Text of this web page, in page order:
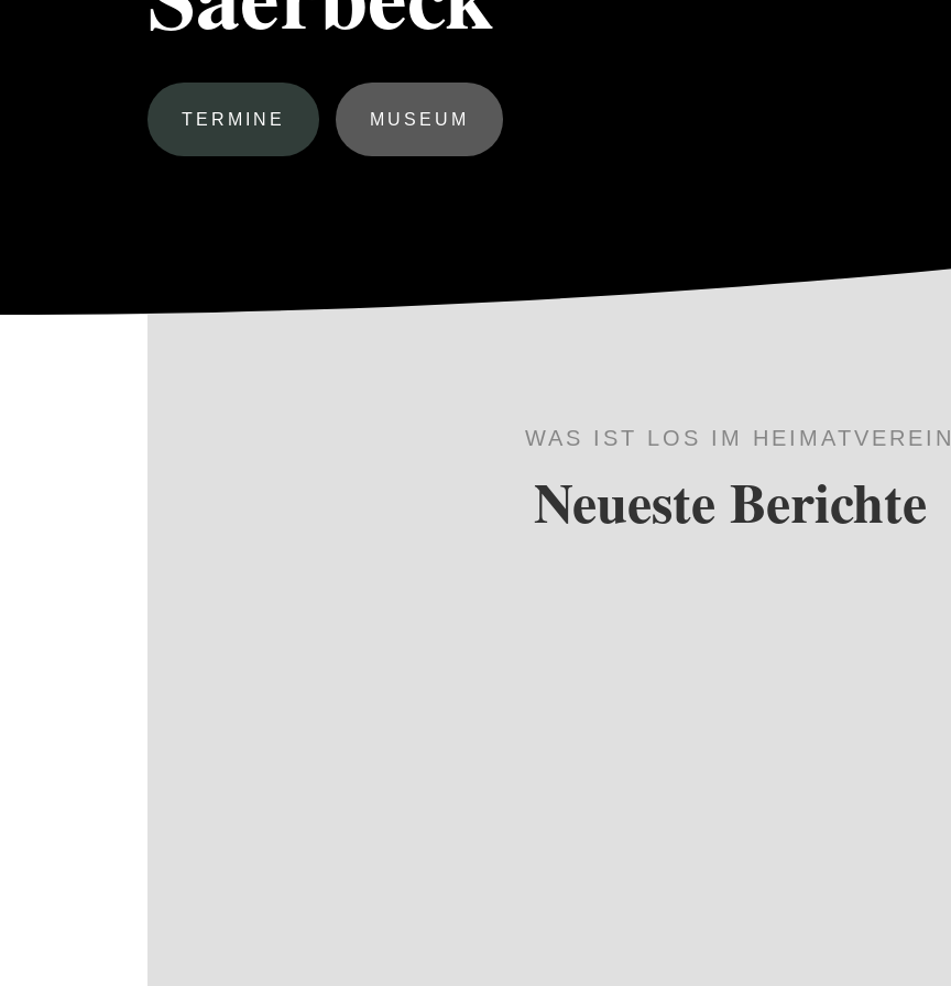
TERMINE MUSEUM
WAS IST LOS IM HEIMATVEREIN
Neueste Berichte